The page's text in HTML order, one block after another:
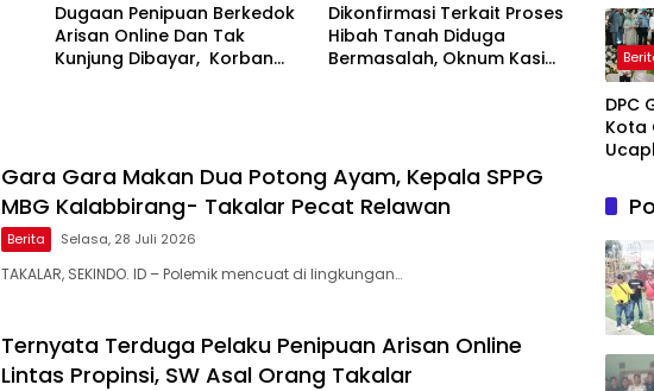
Dugaan Penipuan Berkedok
Arisan Online Dan Tak
Kunjung Dibayar, Korban
Dikonfirmasi Terkait Proses
Hibah Tanah Diduga
Bermasalah, Oknum Kasi
Gara Gara Makan Dua Potong Ayam, Kepala SPPG
MBG Kalabbirang- Takalar Pecat Relawan
Berita Selasa, 28 Juli 2026
TAKALAR, SEKINDO. ID – Polemik mencuat di lingkungan…
Ternyata Terduga Pelaku Penipuan Arisan Online
Lintas Propinsi, SW Asal Orang Takalar
Irwan
DPC
Kota
untuk